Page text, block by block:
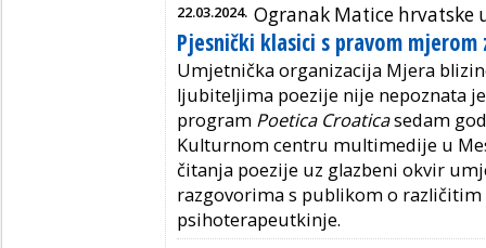
22.03.2024. Ogranak Matice hrvatske
Pjesnički klasici s pravom
Umjetnička organizacija Mjera
ljubiteljima poezije nije nepoznata
program Poetica Croaticasedam
Kulturnom centru multimedije u
čitanja poezije uz glazbeni okvir
razgovorima s publikom o
psihoterapeutkinje.